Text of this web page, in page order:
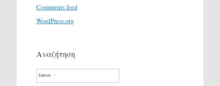
Comments feed
WordPress.org
Αναζήτηση
Search